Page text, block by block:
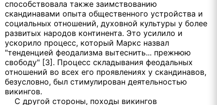
способствовала также заимствованию
скандинавами опыта общественного устройства и
социальных отношений, духовной культуры у более
развитых народов континента. Это усилило и
ускорило процесс, который Маркс назвал
"тенденцией феодализма вытеснить... прежнюю
свободу" [3]. Процесс складывания феодальных
отношений во всех его проявлениях у скандинавов,
безусловно, был стимулирован деятельностью
викингов.
С другой стороны, походы викингов